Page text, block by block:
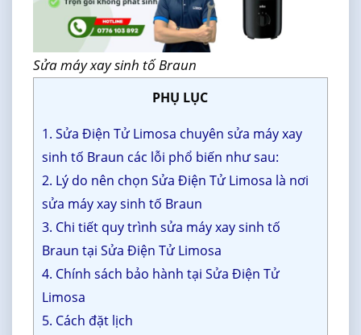
Sửa máy xay sinh tố Braun
PHỤ LỤC
1. Sửa Điện Tử Limosa chuyên sửa máy xay
sinh tố Braun các lỗi phổ biến như sau:
2. Lý do nên chọn Sửa Điện Tử Limosa là nơi
sửa máy xay sinh tố Braun
3. Chi tiết quy trình sửa máy xay sinh tố
Braun tại Sửa Điện Tử Limosa
4. Chính sách bảo hành tại Sửa Điện Tử
Limosa
5. Cách đặt lịch